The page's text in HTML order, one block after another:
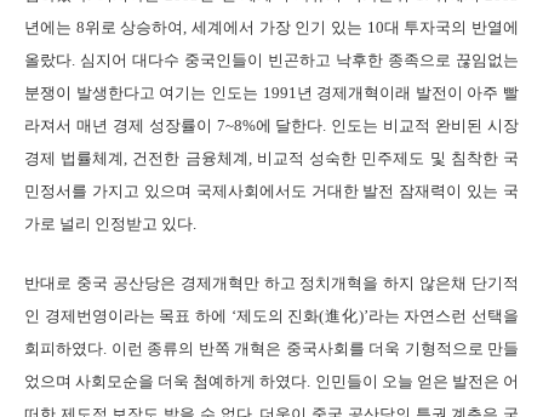
년에는 8위로 상승하여, 세계에서 가장 인기 있는 10대 투자국의 반열에
올랐다. 심지어 대다수 중국인들이 빈곤하고 낙후한 종족으로 끊임없는
분쟁이 발생한다고 여기는 인도는 1991년 경제개혁이래 발전이 아주 빨
라져서 매년 경제 성장률이 7~8%에 달한다. 인도는 비교적 완비된 시장
경제 법률체계, 건전한 금융체계, 비교적 성숙한 민주제도 및 침착한 국
민정서를 가지고 있으며 국제사회에서도 거대한 발전 잠재력이 있는 국
가로 널리 인정받고 있다.
반대로 중국 공산당은 경제개혁만 하고 정치개혁을 하지 않은채 단기적
인 경제번영이라는 목표 하에 ‘제도의 진화(進化)’라는 자연스런 선택을
회피하였다. 이런 종류의 반쪽 개혁은 중국사회를 더욱 기형적으로 만들
었으며 사회모순을 더욱 첨예하게 하였다. 인민들이 오늘 얻은 발전은 어